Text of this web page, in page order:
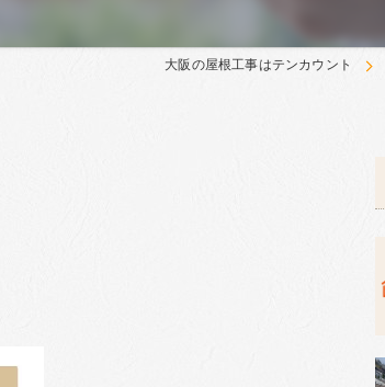
大阪の屋根工事はテンカウント